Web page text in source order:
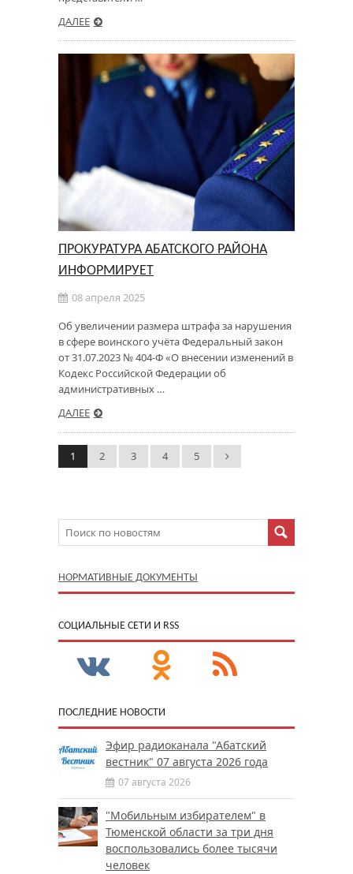
ДАЛЕЕ
ПРОКУРАТУРА АБАТСКОГО РАЙОНА
ИНФОРМИРУЕТ
08 апреля 2025
Об увеличении размера штрафа за нарушения
в сфере воинского учёта Федеральный закон
от 31.07.2023 № 404-Ф «О внесении изменений в
Кодекс Российской Федерации об
административных …
ДАЛЕЕ
1 2 3 4 5
НОРМАТИВНЫЕ ДОКУМЕНТЫ
CОЦИАЛЬНЫЕ СЕТИ И RSS
ПОСЛЕДНИЕ НОВОСТИ
Эфир радиоканала "Абатский
вестник" 07 августа 2026 года
07 августа 2026
"Мобильным избирателем" в
Тюменской области за три дня
воспользовались более тысячи
человек